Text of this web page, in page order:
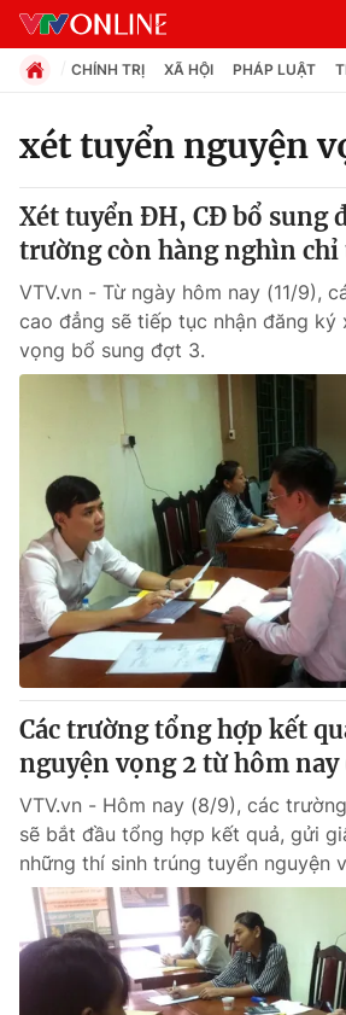
Chuyên mục
Chính trị
Xã hội
Pháp luật
Thế giới
Tin tức
Thế giới đó đây
Câu chuyện quốc tế
Kinh tế
Tài chính
Thị trường
Góc doanh nghiệp
Dữ liệu và đời sống
Truyền hình
Phim VTV
Hậu trường
Nhân vật
Khán giả
Giải sao mai
Giải trí
Điện ảnh
Âm nhạc
Sao
Đời sống
Du lịch
Làm đẹp
Giáo dục
CHÍNH TRỊ XÃ HỘI PHÁP LUẬT
xét tuyển nguyện
Xét tuyển ĐH, CĐ bổ sung
trường còn hàng nghìn chỉ
VTV.vn - Từ ngày hôm nay (11/9),
cao đẳng sẽ tiếp tục nhận đăng ký
vọng bổ sung đợt 3.
Các trường tổng hợp kết
nguyện vọng 2 từ hôm
VTV.vn - Hôm nay (8/9), các
sẽ bắt đầu tổng hợp kết quả, gửi
những thí sinh trúng tuyển nguyện